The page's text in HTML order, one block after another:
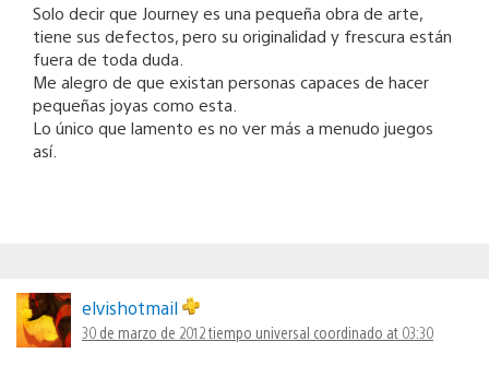
Solo decir que Journey es una pequeña obra de arte,
tiene sus defectos, pero su originalidad y frescura están
fuera de toda duda.
Me alegro de que existan personas capaces de hacer
pequeñas joyas como esta.
Lo único que lamento es no ver más a menudo juegos
así.
elvishotmail
30 de marzo de 2012 tiempo universal coordinado at 03:30